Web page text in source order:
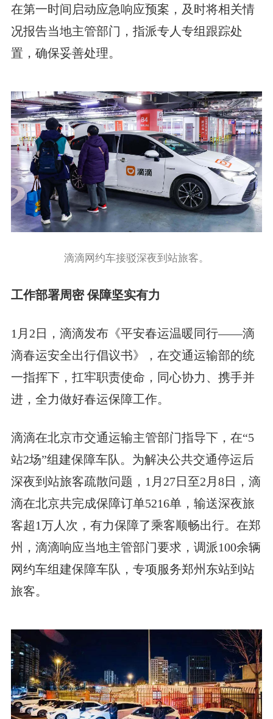
在第一时间启动应急响应预案，及时将相关情
况报告当地主管部门，指派专人专组跟踪处
置，确保妥善处理。
滴滴网约车接驳深夜到站旅客。
工作部署周密 保障坚实有力
1月2日，滴滴发布《平安春运温暖同行——滴
滴春运安全出行倡议书》，在交通运输部的统
一指挥下，扛牢职责使命，同心协力、携手并
进，全力做好春运保障工作。
滴滴在北京市交通运输主管部门指导下，在“5
站2场”组建保障车队。为解决公共交通停运后
深夜到站旅客疏散问题，1月27日至2月8日，滴
滴在北京共完成保障订单5216单，输送深夜旅
客超1万人次，有力保障了乘客顺畅出行。在郑
州，滴滴响应当地主管部门要求，调派100余辆
网约车组建保障车队，专项服务郑州东站到站
旅客。